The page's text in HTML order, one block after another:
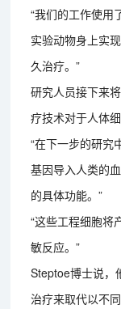
“我们的工作使用
实验动物身上实
久治疗。”
研究人员接下来
疗技术对于人体
“在下一步的研究
基因导入人类的
的具体功能。”
“这些工程细胞将
敏反应。”
Steptoe博士说，
治疗来取代以不